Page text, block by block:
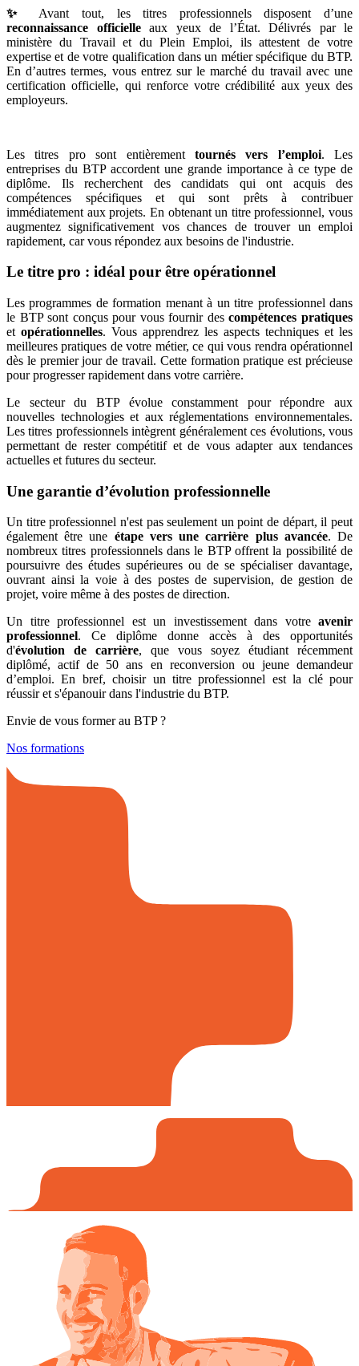
✨ Avant tout, les titres professionnels disposent d’une
reconnaissance officielleaux yeux de l’État. Délivrés par le
ministère du Travail et du Plein Emploi, ils attestent de votre
expertise et de votre qualification dans un métier spécifique du BTP.
En d’autres termes, vous entrez sur le marché du travail avec une
certification officielle, qui renforce votre crédibilité aux yeux des
employeurs.
Les titres pro sont entièrement tournés vers l’emploi. Les
entreprises du BTP accordent une grande importance à ce type de
diplôme. Ils recherchent des candidats qui ont acquis des
compétences spécifiques et qui sont prêts à contribuer
immédiatement aux projets. En obtenant un titre professionnel, vous
augmentez significativement vos chances de trouver un emploi
rapidement, car vous répondez aux besoins de l'industrie.
Le titre pro : idéal pour être opérationnel
Les programmes de formation menant à un titre professionnel dans
le BTP sont conçus pour vous fournir descompétences pratiques
et opérationnelles. Vous apprendrez les aspects techniques et les
meilleures pratiques de votre métier, ce qui vous rendra opérationnel
dès le premier jour de travail. Cette formation pratique est précieuse
pour progresser rapidement dans votre carrière.
Le secteur du BTP évolue constamment pour répondre aux
nouvelles technologies et aux réglementations environnementales.
Les titres professionnels intègrent généralement ces évolutions, vous
permettant de rester compétitif et de vous adapter aux tendances
actuelles et futures du secteur.
Une garantie d’évolution professionnelle
Un titre professionnel n'est pas seulement un point de départ, il peut
également être une étape vers une carrière plus avancée. De
nombreux titres professionnels dans le BTP offrent la possibilité de
poursuivre des études supérieures ou de se spécialiser davantage,
ouvrant ainsi la voie à des postes de supervision, de gestion de
projet, voire même à des postes de direction.
Un titre professionnel est un investissement dans votre avenir
professionnel. Ce diplôme donne accès à des opportunités
d'évolution de carrière, que vous soyez étudiant récemment
diplômé, actif de 50 ans en reconversion ou jeune demandeur
d’emploi. En bref, choisir un titre professionnel est la clé pour
réussir et s'épanouir dans l'industrie du BTP.
Envie de vous former au BTP ?
Nos formations